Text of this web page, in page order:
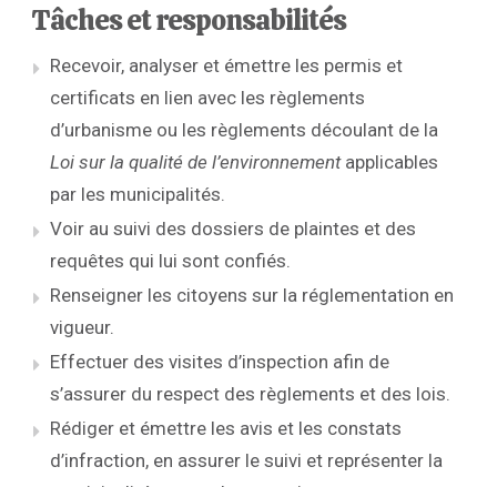
Tâches et responsabilités
Recevoir, analyser et émettre les permis et
certificats en lien avec les règlements
d’urbanisme ou les règlements découlant de la
Loi sur la qualité de l’environnementapplicables
par les municipalités.
Voir au suivi des dossiers de plaintes et des
requêtes qui lui sont confiés.
Renseigner les citoyens sur la réglementation en
vigueur.
Effectuer des visites d’inspection afin de
s’assurer du respect des règlements et des lois.
Rédiger et émettre les avis et les constats
d’infraction, en assurer le suivi et représenter la